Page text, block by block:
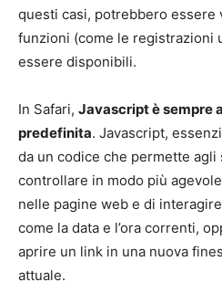
questi casi, potrebbero essere
funzioni (come le registrazioni
essere disponibili.
In Safari, Javascript è sempre
predefinita. Javascript,
da un codice che permette
controllare in modo più
nelle pagine web e di
come la data e l’ora correnti,
aprire un link in una nuova
attuale.